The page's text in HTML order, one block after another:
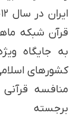
قرآن شبکه
به جایگاه
کشورهای
منافسه قرآنی
برجسته